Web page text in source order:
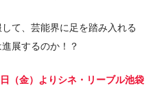
て、芸能界に足を踏み入れる
展するのか！？
（金）よりシネ・リーブル池袋